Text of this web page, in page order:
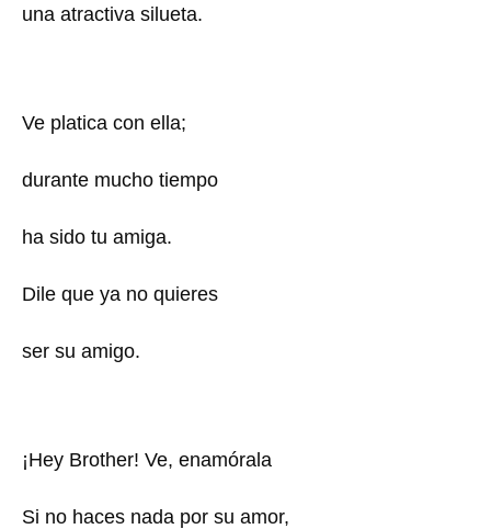
una atractiva silueta.
Ve platica con ella;
durante mucho tiempo
ha sido tu amiga.
Dile que ya no quieres
ser su amigo.
¡Hey Brother! Ve, enamórala
Si no haces nada por su amor,